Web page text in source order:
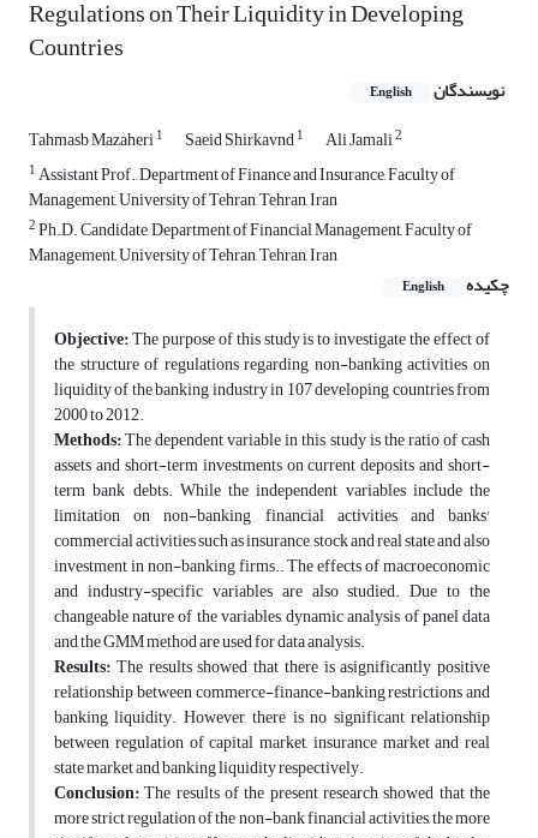
Regulations on Their Liquidity in Developing
Countries
نویسندگان English
Tahmasb Mazaheri1 Saeid Shirkavnd1 Ali Jamali2
1Assistant Prof., Department of Finance and Insurance, Faculty of
Management, University of Tehran, Tehran, Iran
2Ph.D. Candidate, Department of Financial Management, Faculty of
Management, University of Tehran, Tehran, Iran
چکیده
English
Objective:The purpose of this study is to investigate the effect of
the structure of regulations regarding non-banking activities on
liquidity of the banking industry in 107 developing countries from
2000 to 2012.
Methods:The dependent variable in this study is the ratio of cash
assets and short-term investments on current deposits and short-
term bank debts. While the independent variables include the
limitation on non-banking financial activities and banks'
commercial activities such as insurance, stock and real state and also
investment in non-banking firms.. The effects of macroeconomic
and industry-specific variables are also studied. Due to the
changeable nature of the variables, dynamic analysis of panel data
and the GMM method are used for data analysis.
Results:The results showed that there is asignificantly positive
relationship between commerce-finance-banking restrictions and
banking liquidity. However, there is no significant relationship
between regulation of capital market, insurance market and real
state market and banking liquidity respectively.
Conclusion:The results of the present research showed that the
more strict regulation of the non-bank financial activities, the more